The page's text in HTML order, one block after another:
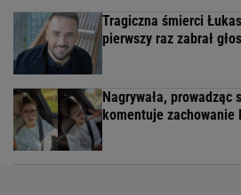
Tragiczna śmierci
pierwszy raz zabrał głos
Nagrywała, prowadząc
komentuje zachowanie